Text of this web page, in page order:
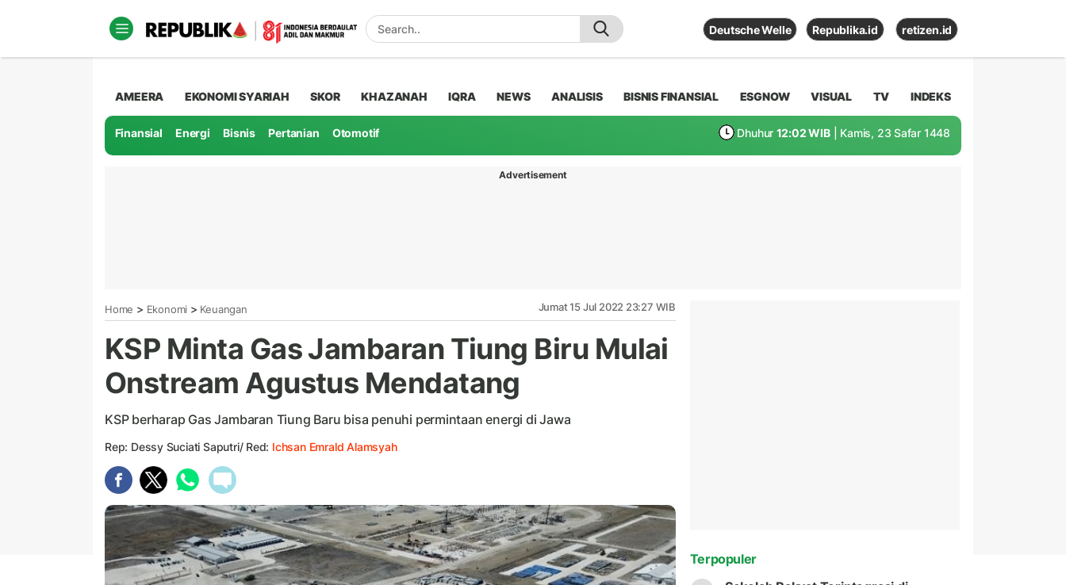
Deutsche Welle Republika.id retizen.id
AMEERA EKONOMI SYARIAH SKOR KHAZANAH IQRA NEWS ANALISIS BISNIS FINANSIAL ESGNOW VISUAL TV INDEKS
Finansial Energi Bisnis Pertanian Otomotif Dhuhur 12:02 WIB | Kamis, 23 Safar 1448
Advertisement
Home > Ekonomi > Keuangan Jumat 15 Jul 2022 23:27 WIB
KSP Minta Gas Jambaran Tiung Biru Mulai
Onstream Agustus Mendatang
KSP berharap Gas Jambaran Tiung Baru bisa penuhi permintaan energi di Jawa
Rep: Dessy Suciati Saputri/ Red: Ichsan Emrald Alamsyah
Terpopuler